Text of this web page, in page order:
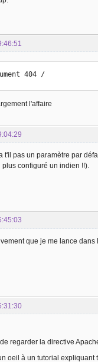
404 /
l'affaire
t'il pas un paramètre par
configuré un indien !!).
que je me lance
regarder la directive
oeil à un tutorial expliquant